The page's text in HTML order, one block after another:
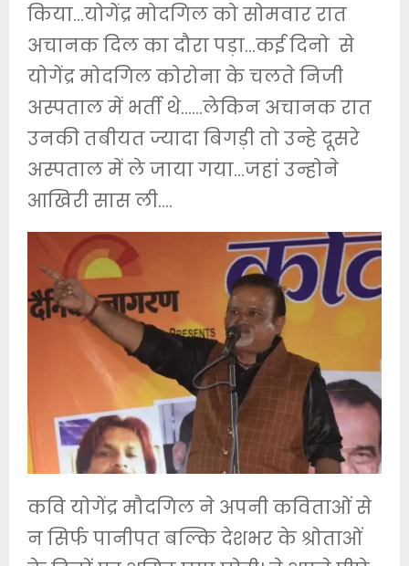
किया…योगेंद्र मोदगिल को सोमवार रात
अचानक दिल का दौरा पड़ा…कई दिनो से
योगेंद्र मोदगिल कोरोना के चलते निजी
अस्पताल में भर्ती थे……लेकिन अचानक रात
उनकी तबीयत ज्यादा बिगड़ी तो उन्हे दूसरे
अस्पताल में ले जाया गया…जहां उन्होने
आखिरी सास ली….
कवि योगेंद्र मौदगिल ने अपनी कविताओं से
न सिर्फ पानीपत बल्कि देशभर के श्रोताओं